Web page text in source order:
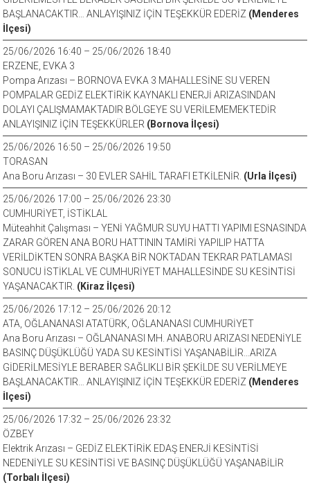
BAŞLANACAKTIR… ANLAYIŞINIZ İÇİN TEŞEKKÜR EDERİZ (Menderes
İlçesi)
25/06/2026 16:40 – 25/06/2026 18:40
ERZENE, EVKA 3
Pompa Arızası – BORNOVA EVKA 3 MAHALLESİNE SU VEREN
POMPALAR GEDİZ ELEKTİRİK KAYNAKLI ENERJİ ARIZASINDAN
DOLAYI ÇALIŞMAMAKTADIR BÖLGEYE SU VERİLEMEMEKTEDİR
ANLAYIŞINIZ İÇİN TEŞEKKÜRLER (Bornova İlçesi)
25/06/2026 16:50 – 25/06/2026 19:50
TORASAN
Ana Boru Arızası – 30 EVLER SAHİL TARAFI ETKİLENİR. (Urla İlçesi)
25/06/2026 17:00 – 25/06/2026 23:30
CUMHURİYET, İSTİKLAL
Müteahhit Çalışması – YENİ YAĞMUR SUYU HATTI YAPIMI ESNASINDA
ZARAR GÖREN ANA BORU HATTININ TAMİRİ YAPILIP HATTA
VERİLDİKTEN SONRA BAŞKA BİR NOKTADAN TEKRAR PATLAMASI
SONUCU İSTİKLAL VE CUMHURİYET MAHALLESİNDE SU KESİNTİSİ
YAŞANACAKTIR. (Kiraz İlçesi)
25/06/2026 17:12 – 25/06/2026 20:12
ATA, OĞLANANASI ATATÜRK, OĞLANANASI CUMHURİYET
Ana Boru Arızası – OĞLANANASI MH. ANABORU ARIZASI NEDENİYLE
BASINÇ DÜŞÜKLÜĞÜ YADA SU KESİNTİSİ YAŞANABİLİR…ARIZA
GİDERİLMESİYLE BERABER SAĞLIKLI BİR ŞEKİLDE SU VERİLMEYE
BAŞLANACAKTIR… ANLAYIŞINIZ İÇİN TEŞEKKÜR EDERİZ (Menderes
İlçesi)
25/06/2026 17:32 – 25/06/2026 23:32
ÖZBEY
Elektrik Arızası – GEDİZ ELEKTİRİK EDAŞ ENERJİ KESİNTİSİ
NEDENİYLE SU KESİNTİSİ VE BASINÇ DÜŞÜKLÜĞÜ YAŞANABİLİR
(Torbalı İlçesi)